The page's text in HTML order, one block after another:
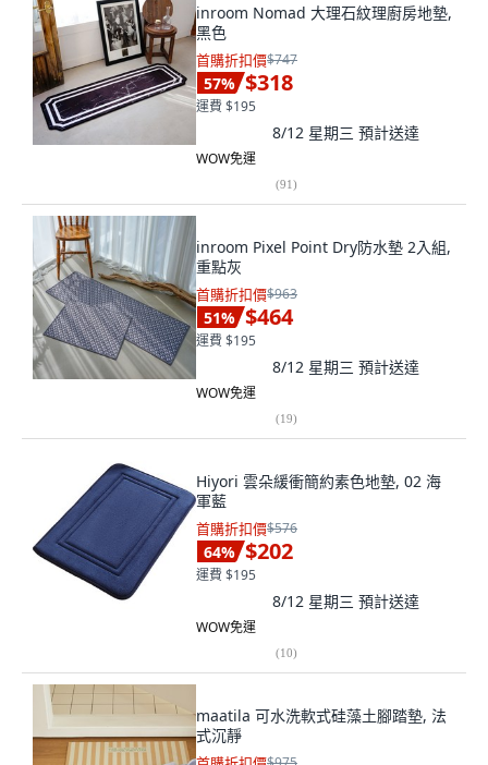
inroom Nomad 大理石紋理廚房地墊,
黑色
首購折扣價$747
57% $318
運費 $195
8/12 星期三 預計送達
WOW免運
(91)
inroom Pixel Point Dry防水墊 2入組,
重點灰
首購折扣價$963
51% $464
運費 $195
8/12 星期三 預計送達
WOW免運
(19)
Hiyori 雲朵緩衝簡約素色地墊, 02 海
軍藍
首購折扣價$576
64% $202
運費 $195
8/12 星期三 預計送達
WOW免運
(10)
maatila 可水洗軟式硅藻土腳踏墊, 法
式沉靜